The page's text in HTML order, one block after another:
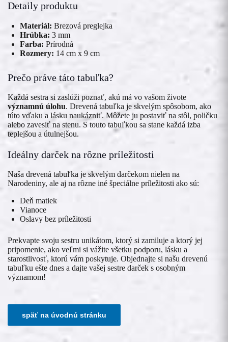
Detaily produktu
Materiál: Brezová preglejka
Hrúbka: 3 mm
Farba: Prírodná
Rozmery: 14 cm x 9 cm
Prečo práve táto tabuľka?
Každá sestra si zaslúži poznať, akú má vo vašom živote
významnú úlohu. Drevená tabuľka je skvelým spôsobom, ako
túto vďaku a lásku naukázniť. Môžete ju postaviť na stôl, poličku
alebo zavesiť na stenu. S touto tabuľkou sa stane každá izba
teplejšou a útulnejšou.
Ideálny darček na rôzne príležitosti
Naša drevená tabuľka je skvelým darčekom nielen na
Narodeniny, ale aj na rôzne iné špeciálne príležitosti ako sú:
Deň matiek
Vianoce
Oslavy bez príležitosti
Prekvapte svoju sestru unikátom, ktorý si zamiluje a ktorý jej
pripomenie, ako veľmi si vážite všetku podporu, lásku a
starostlivosť, ktorú vám poskytuje. Objednajte si našu drevenú
tabuľku ešte dnes a dajte vašej sestre darček s osobným
významom!